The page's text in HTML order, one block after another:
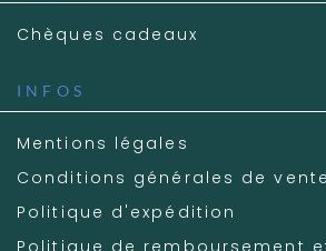
Chèques cadeaux
INFOS
Mentions légales
Conditions générales de vente
Politique d'expédition
Politique de remboursement